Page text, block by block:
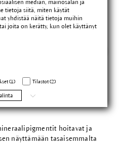
median, mainosalan ja
tietoja siitä, miten käytät
yhdistää näitä tietoja muihin
joita on kerätty, kun olet käyttänyt
(1) Tilastot (2)
päivävoide
hoitavat ja
näyttämään tasaisemmalta